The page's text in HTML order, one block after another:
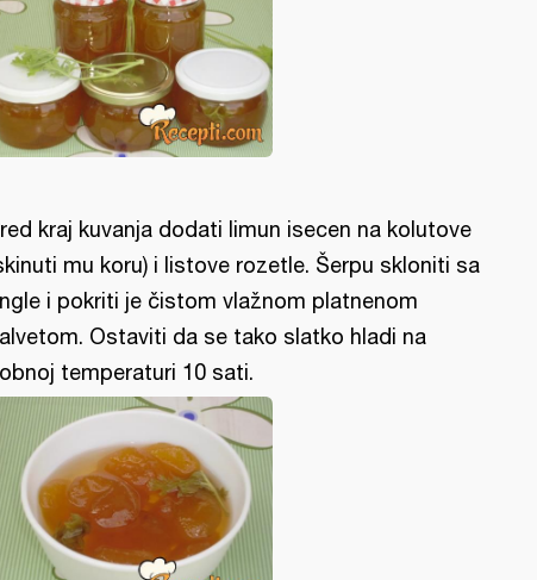
kraj kuvanja dodati limun isecen na kolutove
mu koru) i listove rozetle. Šerpu skloniti sa
i pokriti je čistom vlažnom platnenom
Ostaviti da se tako slatko hladi na
temperaturi 10 sati.